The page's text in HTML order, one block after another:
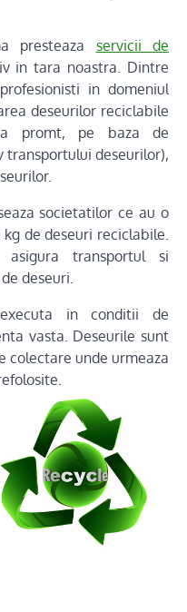
presteaza servicii de
in tara noastra. Dintre
in domeniul
deseurilor reciclabile
promt, pe baza de
transportului deseurilor),
societatilor ce au o
de deseuri reciclabile.
transportul si
deseuri.
in conditii de
vasta. Deseurile sunt
colectare unde urmeaza